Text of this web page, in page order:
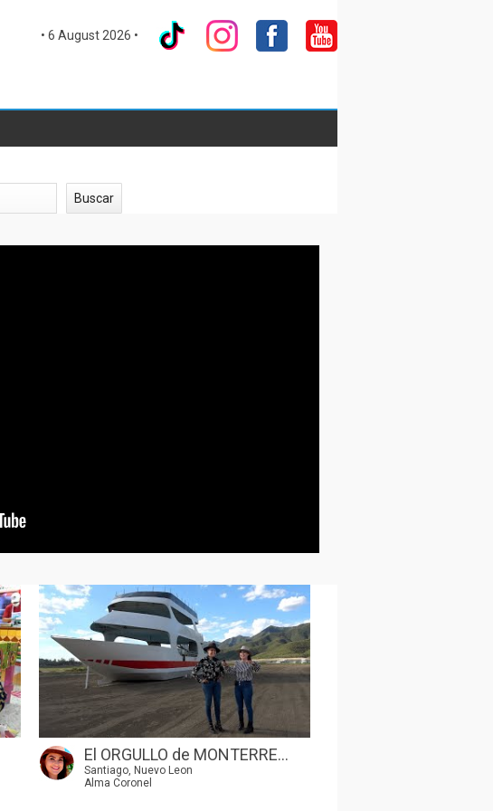
• 6 August 2026 •
El ORGULLO de MONTERRE...
Santiago, Nuevo Leon
Alma Coronel